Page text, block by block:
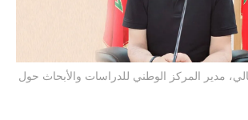
مدير المركز الوطني للدراسات والأبحاث حول